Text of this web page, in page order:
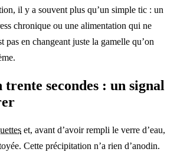
il y a souvent plus qu’un simple tic : un
chronique ou une alimentation qui ne
pas en changeant juste la gamelle qu’on
secondes : un signal
et, avant d’avoir rempli le verre d’eau,
Cette précipitation n’a rien d’anodin.